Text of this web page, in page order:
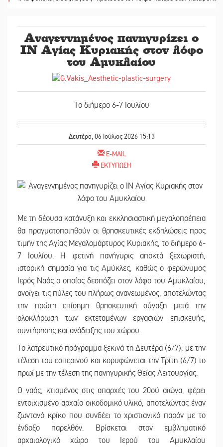
Αναγεννημένος πανηγυρίζει ο
ΙΝ Αγίας Κυριακής στον λόφο
του Αμυκλαίου
Το διήμερο 6-7 Ιουλίου
Δευτέρα, 06 Ιούλιος 2026 15:13
E-MAIL
ΕΚΤΥΠΩΣΗ
Με τη δέουσα κατάνυξη και εκκλησιαστική μεγαλοπρέπεια
θα πραγματοποιηθούν οι θρησκευτικές εκδηλώσεις προς
τιμήν της Αγίας Μεγαλομάρτυρος Κυριακής, το διήμερο 6-
7 Ιουλίου. Η φετινή πανήγυρις αποκτά ξεχωριστή,
ιστορική σημασία για τις Αμύκλες, καθώς ο φερώνυμος
Ιερός Ναός ο οποίος δεσπόζει στον λόφο του Αμυκλαίου,
ανοίγει τις πύλες του πλήρως ανανεωμένος, αποτελώντας
την πρώτη επίσημη θρησκευτική σύναξη μετά την
ολοκλήρωση των εκτεταμένων εργασιών επισκευής,
συντήρησης και ανάδειξης του χώρου.
Το λατρευτικό πρόγραμμα ξεκινά τη Δευτέρα (6/7), με την
τέλεση του εσπερινού και κορυφώνεται την Τρίτη (6/7) το
πρωί με την τέλεση της πανηγυρικής Θείας Λειτουργίας.
Ο ναός, κτισμένος στις απαρχές του 20ού αιώνα, φέρει
εντοιχισμένο αρχαίο οικοδομικό υλικό, αποτελώντας έναν
ζωντανό κρίκο που συνδέει το χριστιανικό παρόν με το
ένδοξο παρελθόν. Βρίσκεται στον εμβληματικό
αρχαιολογικό χώρο του Ιερού του Αμυκλαίου